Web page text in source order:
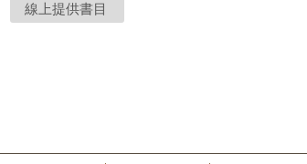
線上提供書目